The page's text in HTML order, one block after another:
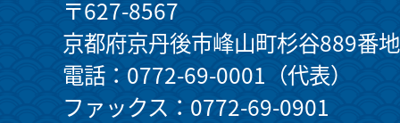
〒627-8567
京都府京丹後市峰山町杉谷889番地
電話：0772-69-0001（代表）
ファックス：0772-69-0901